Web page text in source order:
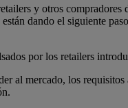
y otros compradores
dando el siguiente
por los retailers
al mercado, los